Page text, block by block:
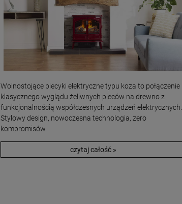
Wolnostojące piecyki elektryczne typu koza to połączenie
klasycznego wyglądu żeliwnych pieców na drewno z
funkcjonalnością współczesnych urządzeń elektrycznych.
Stylowy design, nowoczesna technologia, zero
kompromisów
czytaj całość »